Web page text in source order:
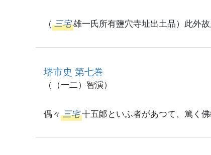
（ 三宅 雄一氏所有鹽穴寺址出土品）此外
堺市史 第七巻
（（一二）智演）
偶々 三宅 十五郞といふ者があつて、篤く